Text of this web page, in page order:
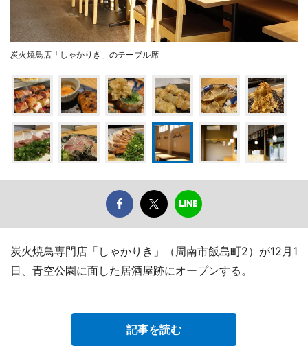
炭火焼鳥店「しゃかりき」のテーブル席
炭火焼鳥専門店「しゃかりき」（周南市飯島町2）が12月1
日、青空公園に面した居酒屋跡にオープンする。
記事を読む